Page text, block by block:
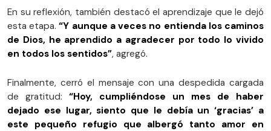
En su reflexión, también destacó el aprendizaje que le dejó
esta etapa. “Y aunque a veces no entienda los caminos
de Dios, he aprendido a agradecer por todo lo vivido
en todos los sentidos”, agregó.
Finalmente, cerró el mensaje con una despedida cargada
de gratitud: “Hoy, cumpliéndose un mes de haber
dejado ese lugar, siento que le debía un ‘gracias’ a
este pequeño refugio que albergó tanto amor en